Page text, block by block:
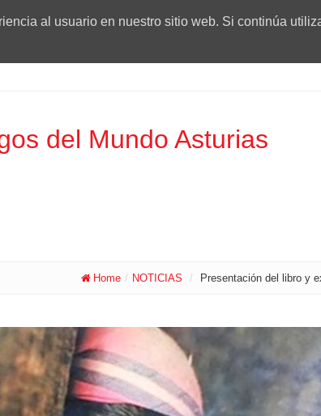
del Mundo Asturias
Home / NOTICIAS / Presentación del libro y
al usuario en nuestro sitio web. Si continúa